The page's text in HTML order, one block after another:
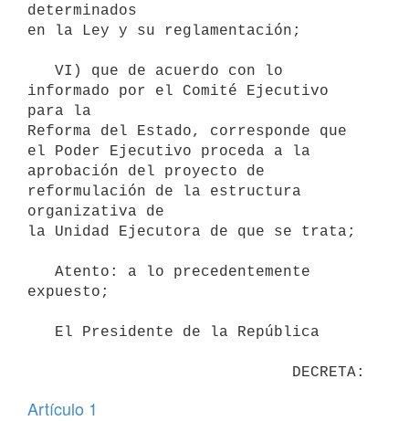
determinados
en la Ley y su reglamentación;
informado por el Comité Ejecutivo
para la
Reforma del Estado, corresponde que
el Poder Ejecutivo proceda a la
aprobación del proyecto de
reformulación de la estructura
organizativa de
la Unidad Ejecutora de que se trata;
expuesto;
Artículo 1